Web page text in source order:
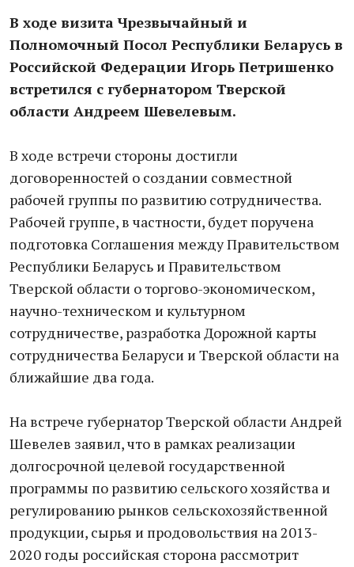
В ходе визита Чрезвычайный и
Полномочный Посол Республики Беларусь в
Российской Федерации Игорь Петришенко
встретился с губернатором Тверской
области Андреем Шевелевым.
В ходе встречи стороны достигли
договоренностей о создании совместной
рабочей группы по развитию сотрудничества.
Рабочей группе, в частности, будет поручена
подготовка Соглашения между Правительством
Республики Беларусь и Правительством
Тверской области о торгово-экономическом,
научно-техническом и культурном
сотрудничестве, разработка Дорожной карты
сотрудничества Беларуси и Тверской области на
ближайшие два года.
На встрече губернатор Тверской области Андрей
Шевелев заявил, что в рамках реализации
долгосрочной целевой государственной
программы по развитию сельского хозяйства и
регулированию рынков сельскохозяйственной
продукции, сырья и продовольствия на 2013-
2020 годы российская сторона рассмотрит